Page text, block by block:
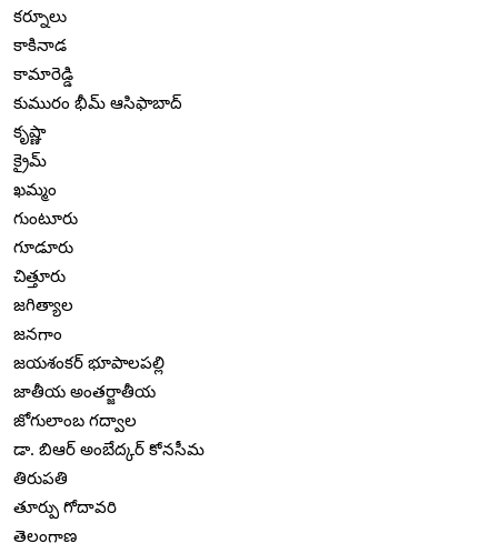
కర్నూలు
కాకినాడ
కామారెడ్డి
కుమురం భీమ్ ఆసిఫాబాద్
కృష్ణా
క్రైమ్
ఖమ్మం
గుంటూరు
గూడూరు
చిత్తూరు
జగిత్యాల
జనగాం
జయశంకర్ భూపాలపల్లి
జాతీయ అంతర్జాతీయ
జోగులాంబ గద్వాల
డా. బిఆర్ అంబేద్కర్ కోనసీమ
తిరుపతి
తూర్పు గోదావరి
తెలంగాణ